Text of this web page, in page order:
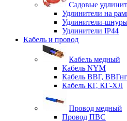
Садовые
Удлинители на
Удлинители-
Удлинители IP44
Кабель и провод
Кабель медный
Кабель NYM
Кабель ВВГ,
Кабель КГ, КГ-ХЛ
Провод медный
Провод ПВС